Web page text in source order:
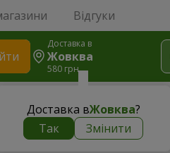
Відгуки
Доставка в
Жовква
580 грн
Доставка вЖовква?
Так
Змінити